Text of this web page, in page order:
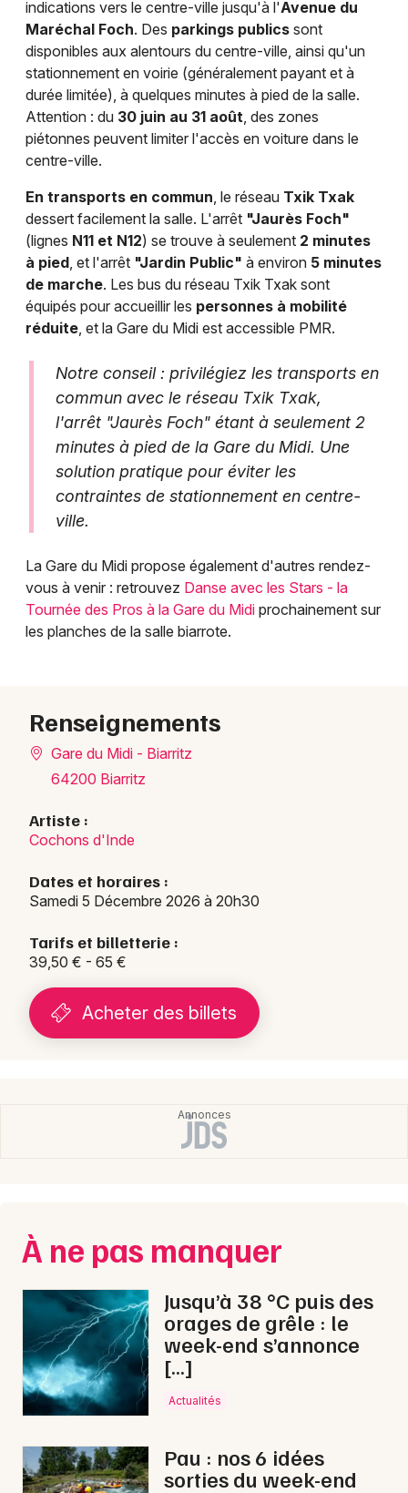
indications vers le centre-ville jusqu'à l'Avenue du
Maréchal Foch. Des parkings publics sont
disponibles aux alentours du centre-ville, ainsi qu'un
stationnement en voirie (généralement payant et à
durée limitée), à quelques minutes à pied de la salle.
Attention : du 30 juin au 31 août, des zones
piétonnes peuvent limiter l'accès en voiture dans le
centre-ville.
En transports en commun, le réseau Txik Txak
dessert facilement la salle. L'arrêt "Jaurès Foch"
(lignes N11 et N12) se trouve à seulement 2 minutes
à pied, et l'arrêt "Jardin Public" à environ 5 minutes
de marche. Les bus du réseau Txik Txak sont
équipés pour accueillir les personnes à mobilité
réduite, et la Gare du Midi est accessible PMR.
Notre conseil : privilégiez les transports en
commun avec le réseau Txik Txak,
l'arrêt "Jaurès Foch" étant à seulement 2
minutes à pied de la Gare du Midi. Une
solution pratique pour éviter les
contraintes de stationnement en centre-
ville.
La Gare du Midi propose également d'autres rendez-
vous à venir : retrouvez Danse avec les Stars - la
Tournée des Pros à la Gare du Midi prochainement sur
les planches de la salle biarrote.
Renseignements
Gare du Midi - Biarritz
64200 Biarritz
Artiste :
Cochons d'Inde
Dates et horaires :
Samedi 5 Décembre 2026 à 20h30
Tarifs et billetterie :
39,50 € - 65 €
Acheter des billets
À ne pas manquer
Jusqu’à 38 °C puis des
orages de grêle : le
week-end s’annonce
[…]
Actualités
Pau : nos 6 idées
sorties du week-end